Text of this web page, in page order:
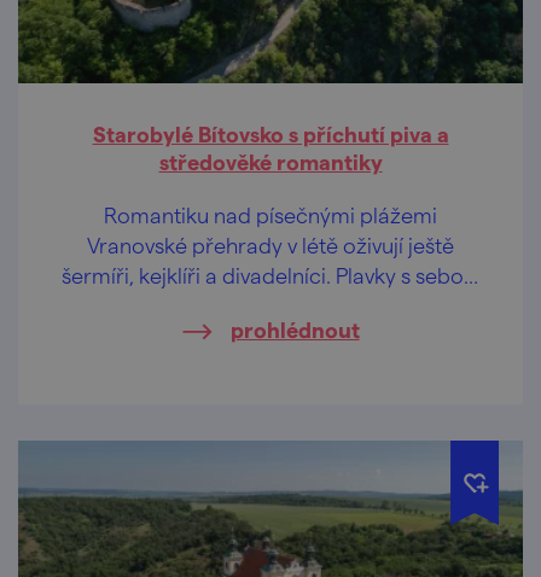
Starobylé Bítovsko s příchutí piva a
středověké romantiky
Romantiku nad písečnými plážemi
Vranovské přehrady v létě oživují ještě
šermíři, kejklíři a divadelníci. Plavky s sebou,
prohlédnout